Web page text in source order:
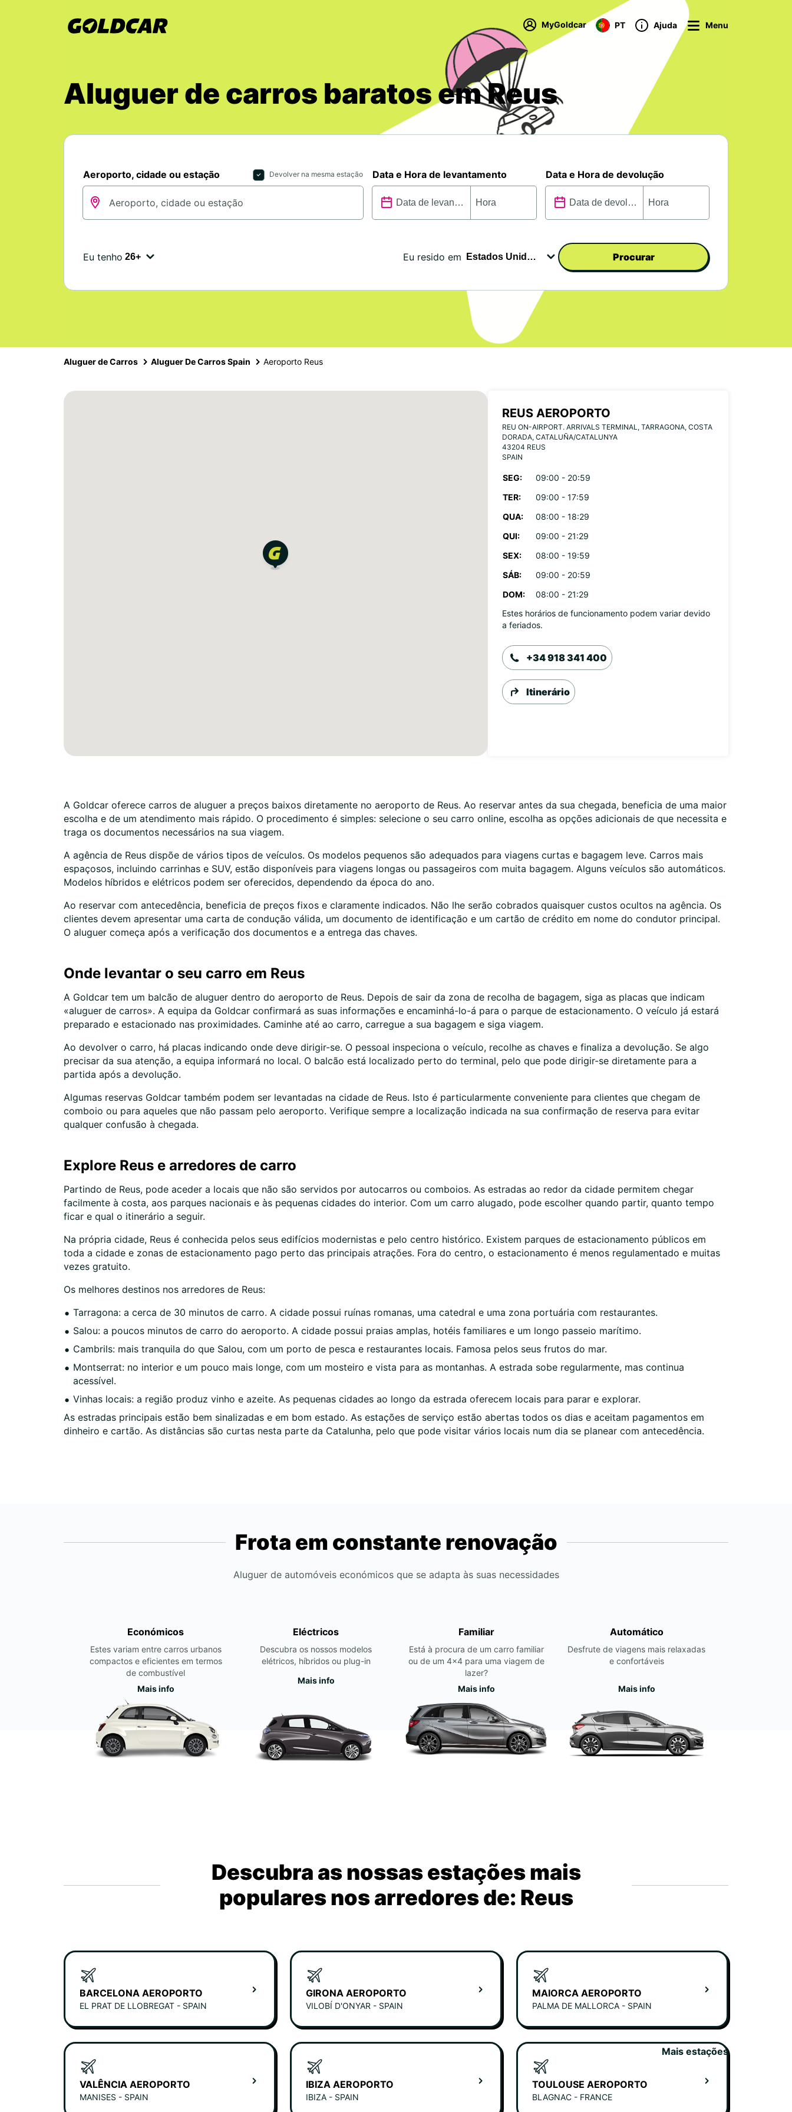
MyGoldcar PT Ajuda Menu
Aluguer de carros baratos em Reus
Aeroporto, cidade ou estação Devolver na mesma estação Data e Hora de levantamento Data e Hora de devolução
Eu tenho Eu resido em Procurar
Aluguer de Carros Aluguer De Carros Spain Aeroporto Reus
REUS AEROPORTO
REU ON-AIRPORT. ARRIVALS TERMINAL, TARRAGONA, COSTA
DORADA, CATALUÑA/CATALUNYA
43204 REUS
SPAIN
SEG:
09:00 - 20:59
TER:
09:00 - 17:59
QUA:
08:00 - 18:29
QUI:
09:00 - 21:29
SEX:
08:00 - 19:59
SÁB:
09:00 - 20:59
DOM:
08:00 - 21:29
Estes horários de funcionamento podem variar devido
a feriados.
+34 918 341 400
Itinerário
A Goldcar oferece carros de aluguer a preços baixos diretamente no aeroporto de Reus. Ao reservar antes da sua chegada, beneficia de uma maior
escolha e de um atendimento mais rápido. O procedimento é simples: selecione o seu carro online, escolha as opções adicionais de que necessita e
traga os documentos necessários na sua viagem.
A agência de Reus dispõe de vários tipos de veículos. Os modelos pequenos são adequados para viagens curtas e bagagem leve. Carros mais
espaçosos, incluindo carrinhas e SUV, estão disponíveis para viagens longas ou passageiros com muita bagagem. Alguns veículos são automáticos.
Modelos híbridos e elétricos podem ser oferecidos, dependendo da época do ano.
Ao reservar com antecedência, beneficia de preços fixos e claramente indicados. Não lhe serão cobrados quaisquer custos ocultos na agência. Os
clientes devem apresentar uma carta de condução válida, um documento de identificação e um cartão de crédito em nome do condutor principal.
O aluguer começa após a verificação dos documentos e a entrega das chaves.
Onde levantar o seu carro em Reus
A Goldcar tem um balcão de aluguer dentro do aeroporto de Reus. Depois de sair da zona de recolha de bagagem, siga as placas que indicam
«aluguer de carros». A equipa da Goldcar confirmará as suas informações e encaminhá-lo-á para o parque de estacionamento. O veículo já estará
preparado e estacionado nas proximidades. Caminhe até ao carro, carregue a sua bagagem e siga viagem.
Ao devolver o carro, há placas indicando onde deve dirigir-se. O pessoal inspeciona o veículo, recolhe as chaves e finaliza a devolução. Se algo
precisar da sua atenção, a equipa informará no local. O balcão está localizado perto do terminal, pelo que pode dirigir-se diretamente para a
partida após a devolução.
Algumas reservas Goldcar também podem ser levantadas na cidade de Reus. Isto é particularmente conveniente para clientes que chegam de
comboio ou para aqueles que não passam pelo aeroporto. Verifique sempre a localização indicada na sua confirmação de reserva para evitar
qualquer confusão à chegada.
Explore Reus e arredores de carro
Partindo de Reus, pode aceder a locais que não são servidos por autocarros ou comboios. As estradas ao redor da cidade permitem chegar
facilmente à costa, aos parques nacionais e às pequenas cidades do interior. Com um carro alugado, pode escolher quando partir, quanto tempo
ficar e qual o itinerário a seguir.
Na própria cidade, Reus é conhecida pelos seus edifícios modernistas e pelo centro histórico. Existem parques de estacionamento públicos em
toda a cidade e zonas de estacionamento pago perto das principais atrações. Fora do centro, o estacionamento é menos regulamentado e muitas
vezes gratuito.
Os melhores destinos nos arredores de Reus:
Tarragona: a cerca de 30 minutos de carro. A cidade possui ruínas romanas, uma catedral e uma zona portuária com restaurantes.
Salou: a poucos minutos de carro do aeroporto. A cidade possui praias amplas, hotéis familiares e um longo passeio marítimo.
Cambrils: mais tranquila do que Salou, com um porto de pesca e restaurantes locais. Famosa pelos seus frutos do mar.
Montserrat: no interior e um pouco mais longe, com um mosteiro e vista para as montanhas. A estrada sobe regularmente, mas continua
acessível.
Vinhas locais: a região produz vinho e azeite. As pequenas cidades ao longo da estrada oferecem locais para parar e explorar.
As estradas principais estão bem sinalizadas e em bom estado. As estações de serviço estão abertas todos os dias e aceitam pagamentos em
dinheiro e cartão. As distâncias são curtas nesta parte da Catalunha, pelo que pode visitar vários locais num dia se planear com antecedência.
Frota em constante renovação
Aluguer de automóveis económicos que se adapta às suas necessidades
Económicos
Estes variam entre carros urbanos
compactos e eficientes em termos
de combustível
Mais info
Eléctricos
Descubra os nossos modelos
elétricos, híbridos ou plug-in
Mais info
Familiar
Está à procura de um carro familiar
ou de um 4x4 para uma viagem de
lazer?
Mais info
Automático
Desfrute de viagens mais relaxadas
e confortáveis
Mais info
Descubra as nossas estações mais
populares nos arredores de: Reus
BARCELONA AEROPORTO
EL PRAT DE LLOBREGAT - SPAIN
GIRONA AEROPORTO
VILOBÍ D'ONYAR - SPAIN
MAIORCA AEROPORTO
PALMA DE MALLORCA - SPAIN
VALÊNCIA AEROPORTO
MANISES - SPAIN
IBIZA AEROPORTO
IBIZA - SPAIN
TOULOUSE AEROPORTO
BLAGNAC - FRANCE
Mais estações